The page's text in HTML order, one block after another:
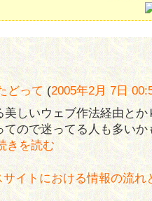
どって (2005年2月 7日
しいウェブ作法経由と
ので迷ってる人も多い
きを読む
イトにおける情報の流れ